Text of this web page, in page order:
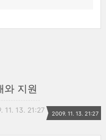
와 지원
11. 13. 21:27 2009. 11. 13. 21:27